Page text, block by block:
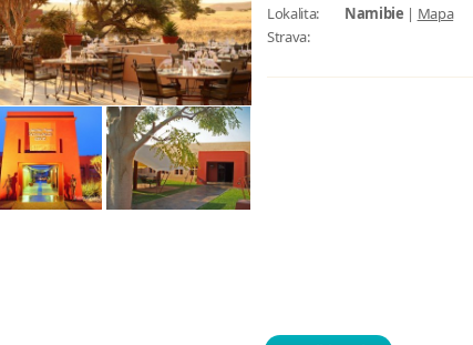
Lokalita:
Namibie | Mapa
Strava: